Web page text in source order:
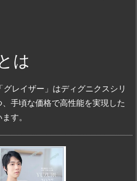
は
レイザー」はディグニクスシリ
手頃な価格で高性能を実現した
す。